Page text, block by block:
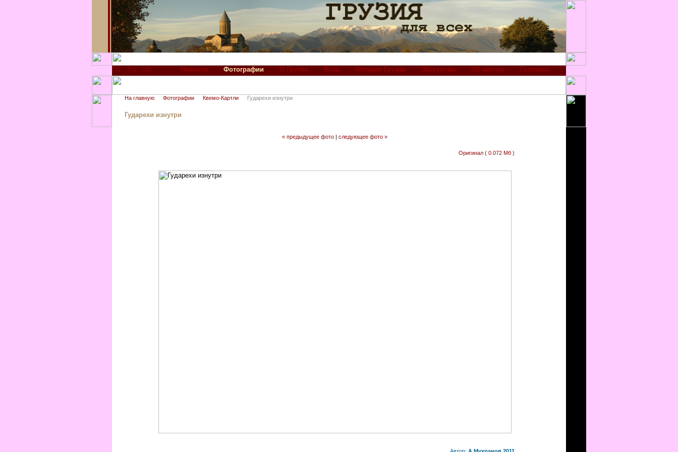
Новости Фотографии О Грузии Виза История Грузии Экскурсии Об авторе Гостевая
На главную Фотографии Квемо-Картли Гударехи изнутри
Гударехи изнутри
« предыдущее фото | следующее фото »
Оригинал ( 0.072 Мб )